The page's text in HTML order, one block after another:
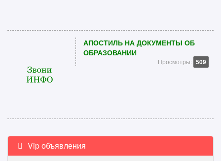
АПОСТИЛЬ НА ДОКУМЕНТЫ ОБ
ОБРАЗОВАНИИ
Просмотры: 509
Vip объявления